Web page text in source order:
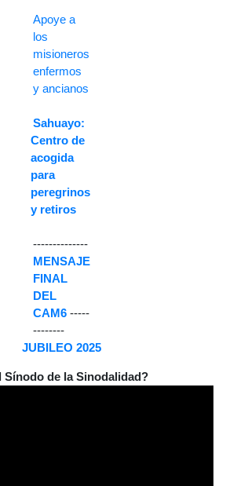
Apoye a
los
misioneros
enfermos
y ancianos
Sahuayo:
Centro de
acogida
para
peregrinos
y retiros
--------------
MENSAJE
FINAL
DEL
CAM6-----
--------
JUBILEO 2025
Sínodo de la Sinodalidad?